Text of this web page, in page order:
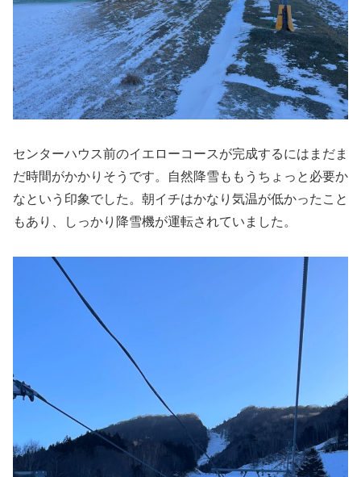
センターハウス前のイエローコースが完成するにはまだま
だ時間がかかりそうです。自然降雪ももうちょっと必要か
なという印象でした。朝イチはかなり気温が低かったこと
もあり、しっかり降雪機が運転されていました。